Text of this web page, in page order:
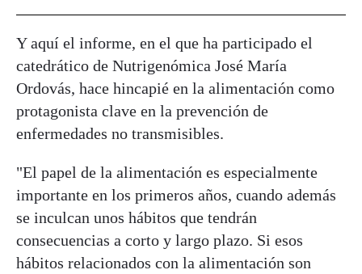
Y aquí el informe, en el que ha participado el
catedrático de Nutrigenómica José María
Ordovás, hace hincapié en la alimentación como
protagonista clave en la prevención de
enfermedades no transmisibles.
"El papel de la alimentación es especialmente
importante en los primeros años, cuando además
se inculcan unos hábitos que tendrán
consecuencias a corto y largo plazo. Si esos
hábitos relacionados con la alimentación son